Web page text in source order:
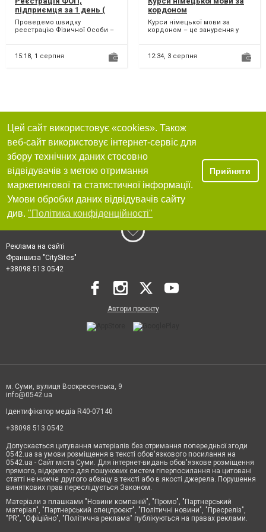
підприємця за 1 день (
недорого )
Проведемо швидку
реєстрацію Фізичної Особи –
реєстрі. Після реєстрації Ви
от...
15:18, 1 серпня
кордоном
Курси німецької мови за
кордоном – це занурення у
покращення своїх навичок
спілк...
12:34, 3 серпня
Цей сайт використовує «cookies». Також
веб-сайт використовує інтернет-сервіс для
збору технічних даних стосовно
відвідувачів з метою отримання
маркетингової та статистичної інформації.
Умови обробки даних відвідувачів сайту
див. "Політика конфіденційності"
Прийняти
Реклама на сайті
Франшиза "CitySites"
+38098 513 0542
Автори проєкту
м. Суми, вулиця Воскресенська, 9
info@0542.ua
Ідентифікатор медіа R40-07140
+38098 513 0542
Допускається цитування матеріалів без отримання попередньої згоди
0542.ua за умови розміщення в тексті обов'язкового посилання на
0542.ua - Сайт міста Суми. Для інтернет-видань обов'язкове розміщення
прямого, відкритого для пошукових систем гіперпосилання на цитовані
статті не нижче другого абзацу в тексті або в якості джерела. Порушення
виняткових прав переслідується Законом.
Матеріали з плашками "Новини компаній", "Промо", "Партнерський
матеріал", "Партнерський спецпроєкт", "Політичні новини", "Пресреліз",
"PR", "Офіційно", "Політична реклама" публікуються на правах реклами.